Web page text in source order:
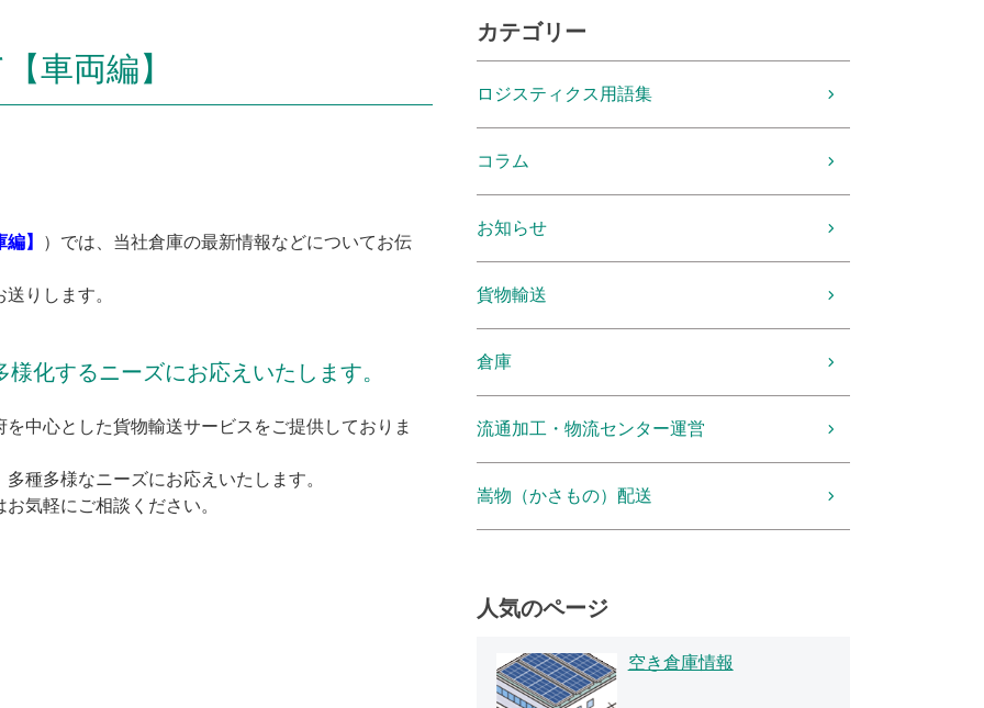
車両編】
】 ）では、当社倉庫の最新情報などについてお伝
りします。
化するニーズにお応えいたします。
中心とした貨物輸送サービスをご提供しておりま
種多様なニーズにお応えいたします。
気軽にご相談ください。
カテゴリー
ロジスティクス用語集
コラム
お知らせ
貨物輸送
倉庫
流通加工・物流センター運営
嵩物（かさもの）配送
人気のページ
空き倉庫情報